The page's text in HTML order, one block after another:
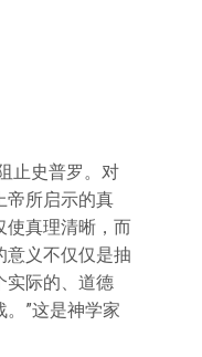
止史普罗。对
帝所启示的真
使真理清晰，而
意义不仅仅是抽
实际的、道德
”这是神学家